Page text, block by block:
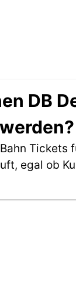
DB
Tickets
egal ob